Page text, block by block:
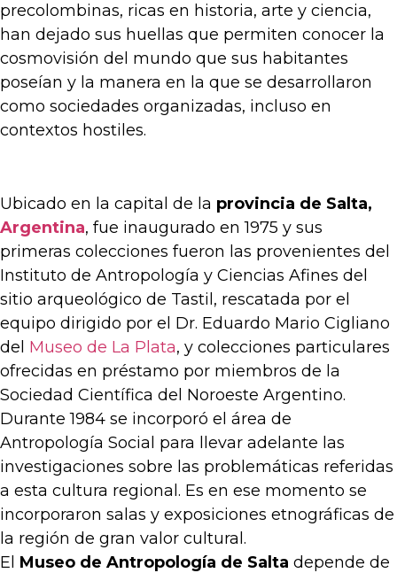
precolombinas, ricas en historia, arte y ciencia,
han dejado sus huellas que permiten conocer la
cosmovisión del mundo que sus habitantes
poseían y la manera en la que se desarrollaron
como sociedades organizadas, incluso en
contextos hostiles.
Ubicado en la capital de la provincia de Salta,
Argentina, fue inaugurado en 1975 y sus
primeras colecciones fueron las provenientes del
Instituto de Antropología y Ciencias Afines del
sitio arqueológico de Tastil, rescatada por el
equipo dirigido por el Dr. Eduardo Mario Cigliano
del Museo de La Plata, y colecciones particulares
ofrecidas en préstamo por miembros de la
Sociedad Científica del Noroeste Argentino.
Durante 1984 se incorporó el área de
Antropología Social para llevar adelante las
investigaciones sobre las problemáticas referidas
a esta cultura regional. Es en ese momento se
incorporaron salas y exposiciones etnográficas de
la región de gran valor cultural.
El Museo de Antropología de Salta depende de